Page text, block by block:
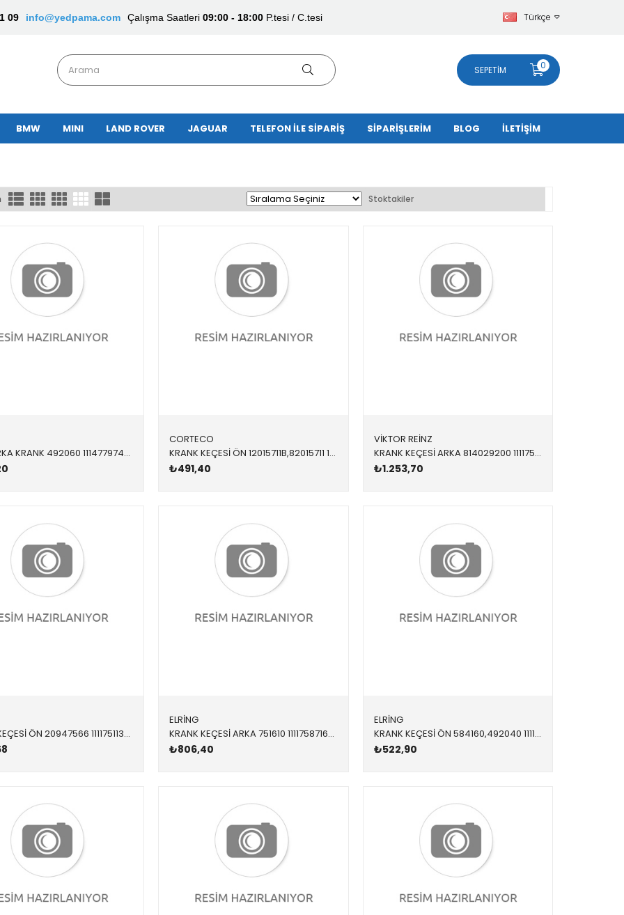
09 info@yedpama.com Çalışma Saatleri 09:00 - 18:00P.tesi / C.tesi Türkçe
SEPETIM 0
BMW MINI LAND ROVER JAGUAR TELEFON İLE SİPARİŞ SİPARİŞLERİM BLOG İLETİŞİM
Stoktakiler
KEÇE ARKA KRANK 492060 11147797490 11147797490 E60,E61,E70,E71,E81,E82,E83,E84,E87,E88,E90,E91,E9 N47,N47N,N57,N57N,B37,B47,B57 90X104X8,5
CORTECO
KRANK KEÇESİ ÖN 12015711B,82015711 11117802665 11117802665 E60,E61,E70,E71,E81,E82,E83,E84,E87,E88,E90,E91,E9 55x68x8
₺491,40
VİKTOR REİNZ
KRANK KEÇESİ ARKA 814029200 11117587168 11117587168 E60,E61,E63,E64,E65,E66,E70,E71,E81,E82,E83,E84,E8 90x110x8
₺1.253,70
KRANK KEÇESİ ÖN 20947566 11117511395 11117547842 E46,E60,E61,E81,E82,E83,E84,E85,E87,E88,E90,E91,E9 N40,N42,N43,N45,N46,N45N,N46N 65x79x20
ELRİNG
KRANK KEÇESİ ARKA 751610 11117587168 11117587168 E60,E61,E63,E64,E65,E66,E70,E71,E81,E82,E83,E84,E8 90x110x8
₺806,40
ELRİNG
KRANK KEÇESİ ÖN 584160,492040 11117802665 11117802665 E60,E61,E70,E71,E81,E82,E83,E84,E87,E88,E90,E91,E9 55x68x8
₺522,90